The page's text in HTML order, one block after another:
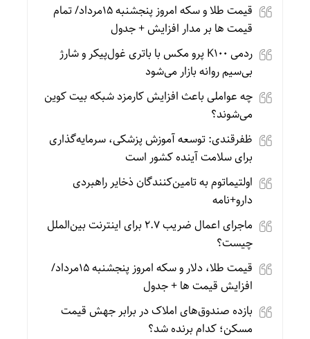
قیمت طلا و سکه امروز پنجشنبه 15مرداد/ تمام
قیمت ها بر مدار افزایش + جدول
ردمی K100 پرو مکس با باتری غول‌پیکر و شارژ
بی‌سیم روانه بازار می‌شود
چه عواملی باعث افزایش کارمزد شبکه بیت کوین
می‌شوند؟
ظفرقندی: توسعه آموزش پزشکی، سرمایه‌گذاری
برای سلامت آینده کشور است
اولتیماتوم به تامین‌کنندگان ذخایر راهبردی
دارو+نامه
ماجرای اعمال ضریب ۲.۷ برای اینترنت بین‌الملل
چیست؟
قیمت طلا، دلار و سکه امروز پنجشنبه 15مرداد/
افزایش قیمت ها + جدول
بازده صندوق‌های املاک در برابر جهش قیمت
مسکن؛ کدام برنده شد؟